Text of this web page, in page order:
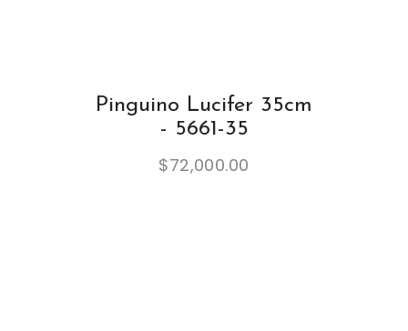
Pinguino Lucifer 35cm
- 5661-35
$72,000.00